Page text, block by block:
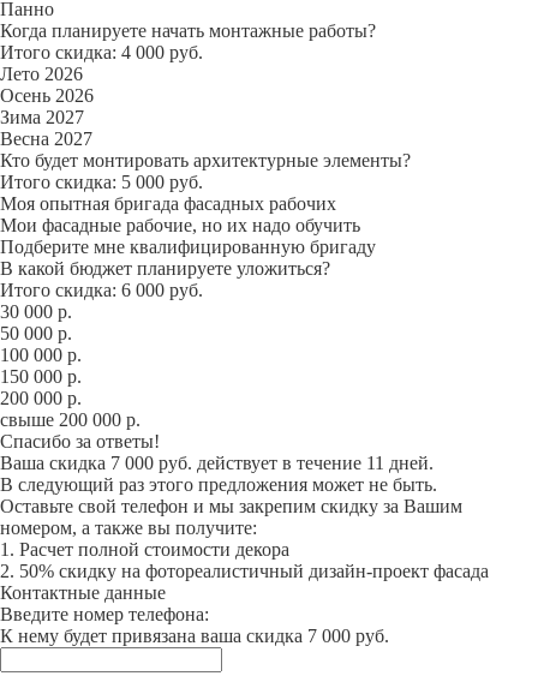
Панно
Когда планируете начать монтажные работы?
Итого скидка: 4 000 руб.
Лето 2026
Осень 2026
Зима 2027
Весна 2027
Кто будет монтировать архитектурные элементы?
Итого скидка: 5 000 руб.
Моя опытная бригада фасадных рабочих
Мои фасадные рабочие, но их надо обучить
Подберите мне квалифицированную бригаду
В какой бюджет планируете уложиться?
Итого скидка: 6 000 руб.
30 000 р.
50 000 р.
100 000 р.
150 000 р.
200 000 р.
свыше 200 000 р.
Спасибо за ответы!
Ваша скидка 7 000 руб. действует в течение 11 дней.
В следующий раз этого предложения может не быть.
Оставьте свой телефон и мы закрепим скидку за Вашим
номером, а также вы получите:
1. Расчет полной стоимости декора
2. 50% скидку на фотореалистичный дизайн-проект фасада
Контактные данные
Введите номер телефона:
К нему будет привязана ваша скидка 7 000 руб.